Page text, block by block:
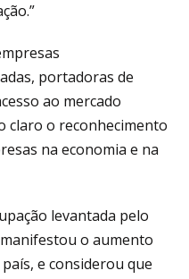
portadoras de
ao mercado
claro o reconhecimento
na economia e na
levantada pelo
o aumento
e considerou que